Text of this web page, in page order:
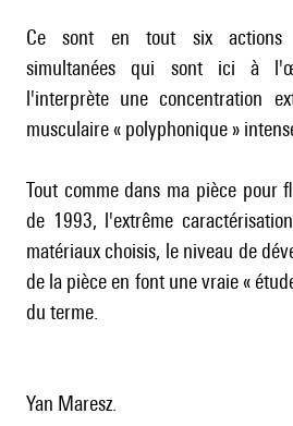
Ce sont en tout six actions
simultanées qui sont ici à
l'interprète une concentration
musculaire « polyphonique »
Tout comme dans ma pièce pour
de 1993, l'extrême
matériaux choisis, le niveau de
de la pièce en font une vraie «
du terme.
Yan Maresz.